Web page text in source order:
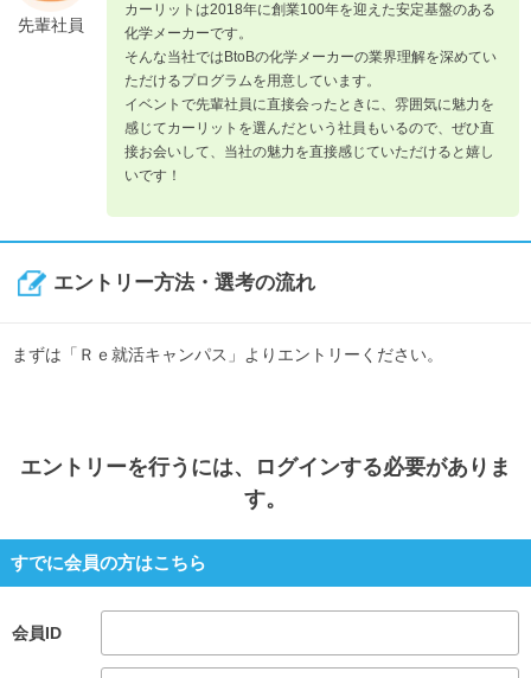
先輩社員
カーリットは2018年に創業100年を迎えた安定基盤のある
化学メーカーです。
そんな当社ではBtoBの化学メーカーの業界理解を深めてい
ただけるプログラムを用意しています。
イベントで先輩社員に直接会ったときに、雰囲気に魅力を
感じてカーリットを選んだという社員もいるので、ぜひ直
接お会いして、当社の魅力を直接感じていただけると嬉し
いです！
エントリー方法・選考の流れ
まずは「Ｒｅ就活キャンパス」よりエントリーください。
エントリーを行うには、ログインする必要がありま
す。
すでに会員の方はこちら
会員ID